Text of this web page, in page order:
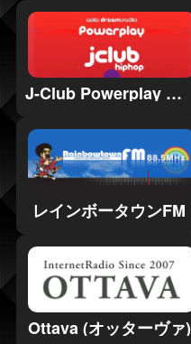
J-Club Powerplay HipHop
レインボータウンFM
Ottava (オッターヴァ)